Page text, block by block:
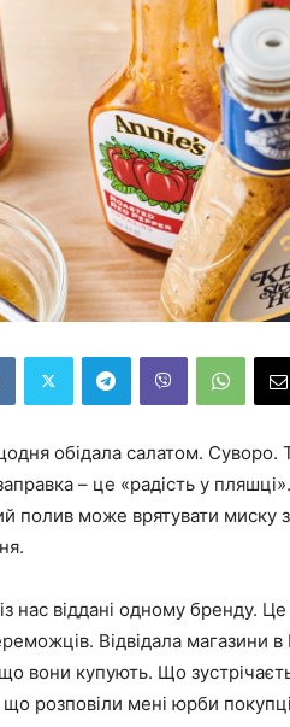
обідала салатом. Суворо.
– це «радість у
полив може врятувати миску
нас віддані одному бренду.
Відвідала магазини
вони купують. Що
розповіли мені юрби